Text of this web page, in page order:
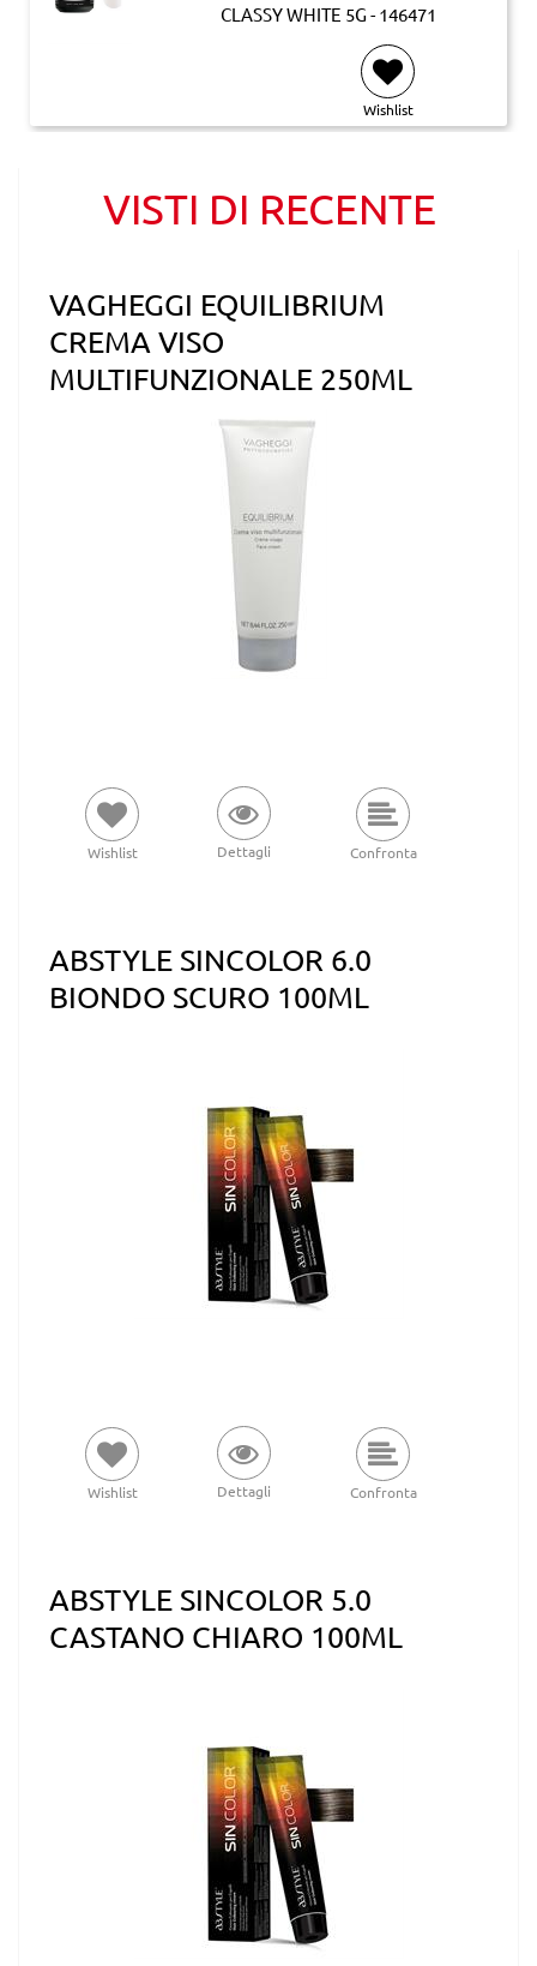
CLASSY WHITE 5G - 146471
Wishlist
VISTI DI RECENTE
VAGHEGGI EQUILIBRIUM
CREMA VISO
MULTIFUNZIONALE 250ML
Wishlist Dettagli Confronta
ABSTYLE SINCOLOR 6.0
BIONDO SCURO 100ML
Wishlist Dettagli Confronta
ABSTYLE SINCOLOR 5.0
CASTANO CHIARO 100ML